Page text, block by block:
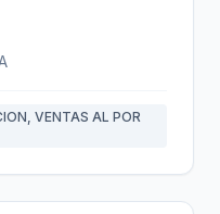
VENTAS AL POR